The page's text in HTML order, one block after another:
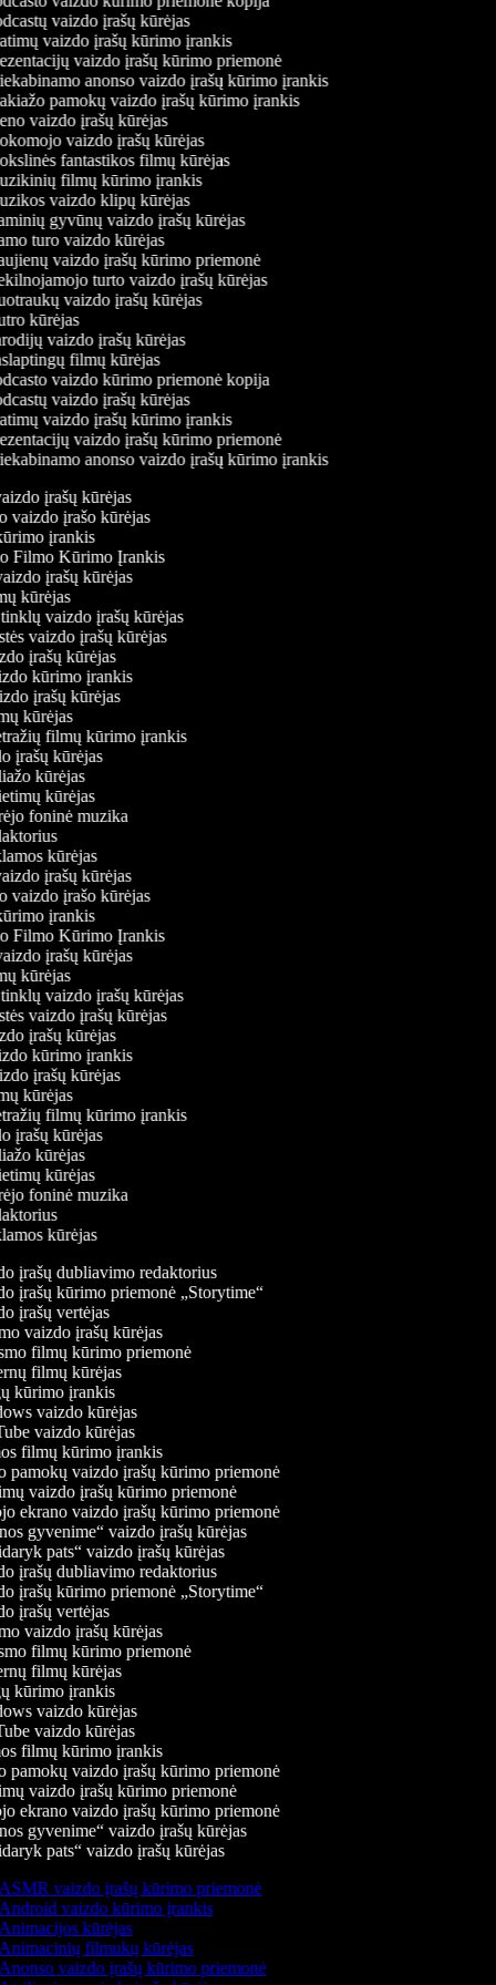
vaizdo įrašų kūrėjas
vaizdo įrašų kūrimo įrankis
vaizdo įrašų kūrimo priemonė
anonso vaizdo įrašų kūrimo įrankis
pamokų vaizdo įrašų kūrimo įrankis
vaizdo įrašų kūrėjas
vaizdo įrašų kūrėjas
fantastikos filmų kūrėjas
filmų kūrimo įrankis
vaizdo klipų kūrėjas
gyvūnų vaizdo įrašų kūrėjas
turo vaizdo kūrėjas
vaizdo įrašų kūrimo priemonė
turto vaizdo įrašų kūrėjas
vaizdo įrašų kūrėjas
kūrėjas
vaizdo įrašų kūrėjas
filmų kūrėjas
vaizdo kūrimo priemonė kopija
vaizdo įrašų kūrėjas
vaizdo įrašų kūrimo įrankis
vaizdo įrašų kūrimo priemonė
anonso vaizdo įrašų kūrimo įrankis
įrašų kūrėjas
vaizdo įrašo kūrėjas
įrankis
Filmo Kūrimo Įrankis
įrašų kūrėjas
kūrėjas
tinklų vaizdo įrašų kūrėjas
vaizdo įrašų kūrėjas
įrašų kūrėjas
kūrimo įrankis
įrašų kūrėjas
kūrėjas
filmų kūrimo įrankis
įrašų kūrėjas
kūrėjas
kūrėjas
foninė muzika
kūrėjas
įrašų kūrėjas
vaizdo įrašo kūrėjas
įrankis
Filmo Kūrimo Įrankis
įrašų kūrėjas
kūrėjas
tinklų vaizdo įrašų kūrėjas
vaizdo įrašų kūrėjas
įrašų kūrėjas
kūrimo įrankis
įrašų kūrėjas
kūrėjas
filmų kūrimo įrankis
įrašų kūrėjas
kūrėjas
kūrėjas
foninė muzika
kūrėjas
įrašų dubliavimo redaktorius
įrašų kūrimo priemonė „Storytime“
įrašų vertėjas
vaizdo įrašų kūrėjas
filmų kūrimo priemonė
filmų kūrėjas
kūrimo įrankis
vaizdo kūrėjas
vaizdo kūrėjas
filmų kūrimo įrankis
vaizdo įrašų kūrimo priemonė
vaizdo įrašų kūrimo priemonė
ekrano vaizdo įrašų kūrimo priemonė
gyvenime“ vaizdo įrašų kūrėjas
pats“ vaizdo įrašų kūrėjas
įrašų dubliavimo redaktorius
įrašų kūrimo priemonė „Storytime“
įrašų vertėjas
vaizdo įrašų kūrėjas
filmų kūrimo priemonė
filmų kūrėjas
kūrimo įrankis
vaizdo kūrėjas
vaizdo kūrėjas
filmų kūrimo įrankis
vaizdo įrašų kūrimo priemonė
vaizdo įrašų kūrimo priemonė
ekrano vaizdo įrašų kūrimo priemonė
gyvenime“ vaizdo įrašų kūrėjas
pats“ vaizdo įrašų kūrėjas
vaizdo įrašų kūrimo priemonė
vaizdo kūrimo įrankis
kūrėjas
filmukų kūrėjas
vaizdo įrašų kūrimo priemonė